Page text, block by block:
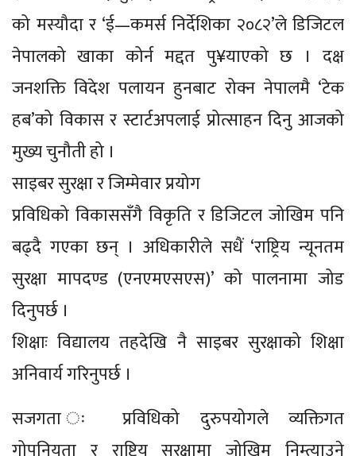
को मस्यौदा र ‘ई—कमर्स निर्देशिका २०८२’ले डिजिटल
नेपालको खाका कोर्न मद्दत पु¥याएको छ । दक्ष
जनशक्ति विदेश पलायन हुनबाट रोक्न नेपालमै ‘टेक
हब’को विकास र स्टार्टअपलाई प्रोत्साहन दिनु आजको
मुख्य चुनौती हो ।
साइबर सुरक्षा र जिम्मेवार प्रयोग
प्रविधिको विकाससँगै विकृति र डिजिटल जोखिम पनि
बढ्दै गएका छन् । अधिकारीले सधैं ‘राष्ट्रिय न्यूनतम
सुरक्षा मापदण्ड (एनएमएसएस)’ को पालनामा जोड
दिनुपर्छ ।
शिक्षाः विद्यालय तहदेखि नै साइबर सुरक्षाको शिक्षा
अनिवार्य गरिनुपर्छ ।
सजगता ः प्रविधिको दुरुपयोगले व्यक्तिगत